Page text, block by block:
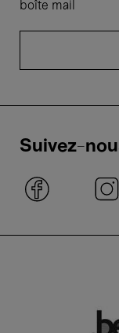
boîte mail
Suivez-